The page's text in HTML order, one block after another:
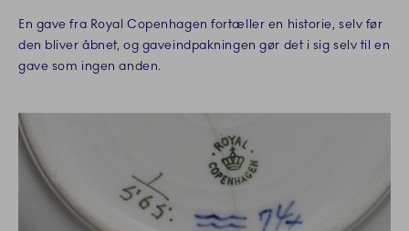
En gave fra Royal Copenhagen fortæller en historie, selv før
den bliver åbnet, og gaveindpakningen gør det i sig selv til en
gave som ingen anden.